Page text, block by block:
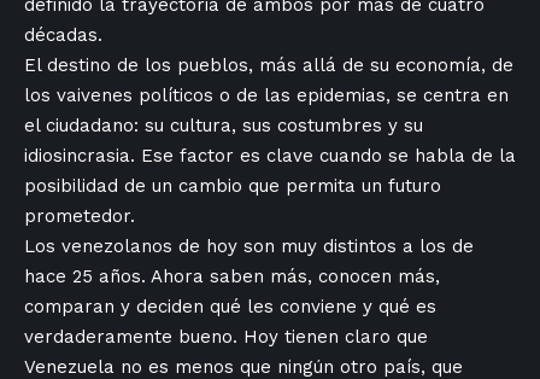
definido la trayectoria de ambos por más de cuatro
décadas.
El destino de los pueblos, más allá de su economía, de
los vaivenes políticos o de las epidemias, se centra en
el ciudadano: su cultura, sus costumbres y su
idiosincrasia. Ese factor es clave cuando se habla de la
posibilidad de un cambio que permita un futuro
prometedor.
Los venezolanos de hoy son muy distintos a los de
hace 25 años. Ahora saben más, conocen más,
comparan y deciden qué les conviene y qué es
verdaderamente bueno. Hoy tienen claro que
Venezuela no es menos que ningún otro país, que